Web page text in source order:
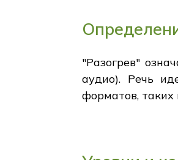
"Разогрев"
аудио). Речь
форматов, таких